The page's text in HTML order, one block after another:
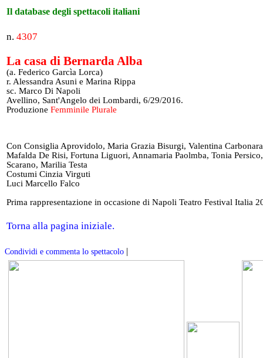
Il database degli spettacoli italiani
n. 4307
La casa di Bernarda Alba
(a. Federico Garcìa Lorca)
r. Alessandra Asuni e Marina Rippa
sc. Marco Di Napoli
Avellino, Sant'Angelo dei Lombardi, 6/29/2016.
Produzione Femminile Plurale
Con Consiglia Aprovidolo, Maria Grazia Bisurgi, Valentina
Mafalda De Risi, Fortuna Liguori, Annamaria Paolmba, Tonia
Scarano, Marilia Testa
Costumi Cinzia Virguti
Luci Marcello Falco
Prima rappresentazione in occasione di Napoli Teatro Festival Italia
Torna alla pagina iniziale.
Condividi e commenta lo spettacolo |